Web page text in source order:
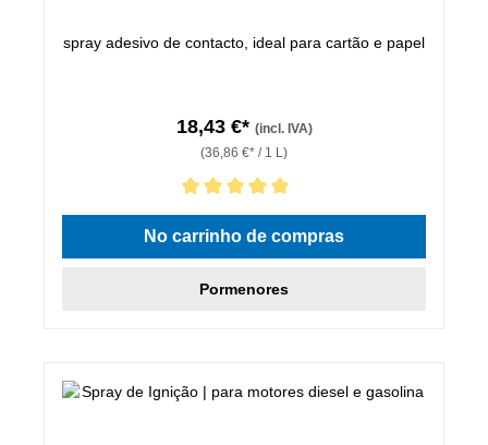
spray adesivo de contacto, ideal para cartão e papel
18,43 €* (incl. IVA)
(36,86 €* / 1 L)
Classificação média de 5 de 5 estrelas
No carrinho de compras
Pormenores